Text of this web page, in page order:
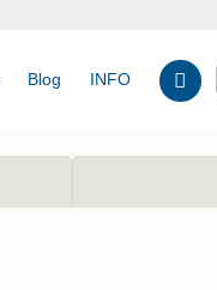
Blog INFO